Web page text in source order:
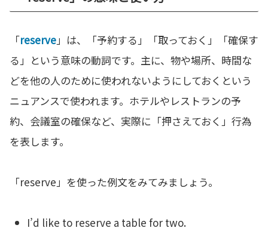
「reserve」は、「予約する」「取っておく」「確保す
る」という意味の動詞です。主に、物や場所、時間な
どを他の人のために使われないようにしておくという
ニュアンスで使われます。ホテルやレストランの予
約、会議室の確保など、実際に「押さえておく」行為
を表します。
「reserve」を使った例文をみてみましょう。
I’d like to reserve a table for two.